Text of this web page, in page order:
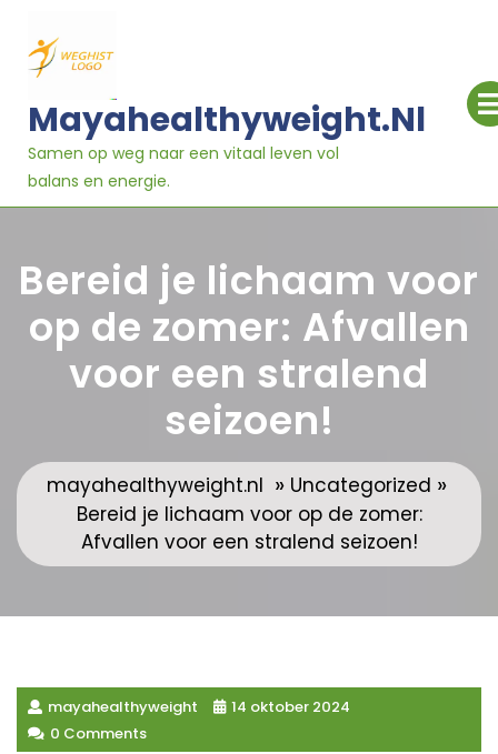
naar
inhoud
Mayahealthyweight.nl
Samen op weg naar een vitaal leven vol
balans en energie.
Bereid je lichaam voor
op de zomer: Afvallen
voor een stralend
seizoen!
mayahealthyweight.nl » Uncategorized »
Bereid je lichaam voor op de zomer:
Afvallen voor een stralend seizoen!
mayahealthyweight
14 oktober 2024
0 Comments